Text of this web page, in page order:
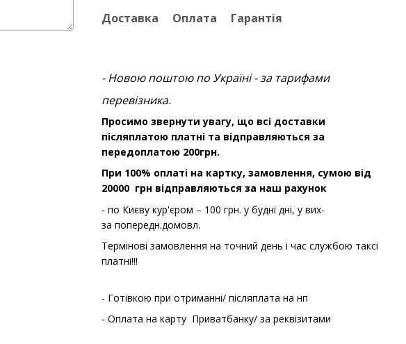
Доставка Оплата Гарантія
- Новою поштою по Україні - за тарифами
перевізника.
Просимо звернути увагу, що всі доставки
післяплатою платні та відправляються за
передоплатою 200грн.
При 100% оплаті на картку, замовлення, сумою від
20000 грн відправляються за наш рахунок
- по Києву кур'єром – 100 грн. у будні дні, у вих-
за попередн.домовл.
Термінові замовлення на точний день і час службою таксі
платні!!!
- Готівкою при отриманні/ післяплата на нп
- Оплата на карту Приватбанку/ за реквізитами